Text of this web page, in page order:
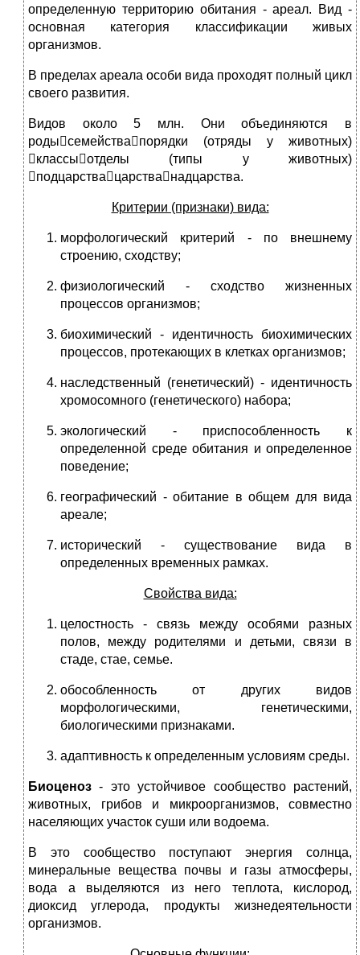
определенную территорию обитания - ареал. Вид -
основная категория классификации живых
организмов.
В пределах ареала особи вида проходят полный цикл
своего развития.
Видов около 5 млн. Они объединяются в
родысемействапорядки (отряды у животных)
классыотделы (типы у животных)
подцарствацарстванадцарства.
Критерии (признаки) вида:
морфологический критерий - по внешнему
строению, сходству;
физиологический - сходство жизненных
процессов организмов;
биохимический - идентичность биохимических
процессов, протекающих в клетках организмов;
наследственный (генетический) - идентичность
хромосомного (генетического) набора;
экологический - приспособленность к
определенной среде обитания и определенное
поведение;
географический - обитание в общем для вида
ареале;
исторический - существование вида в
определенных временных рамках.
Свойства вида:
целостность - связь между особями разных
полов, между родителями и детьми, связи в
стаде, стае, семье.
обособленность от других видов
морфологическими, генетическими,
биологическими признаками.
адаптивность к определенным условиям среды.
Биоценоз - это устойчивое сообщество растений,
животных, грибов и микроорганизмов, совместно
населяющих участок суши или водоема.
В это сообщество поступают энергия солнца,
минеральные вещества почвы и газы атмосферы,
вода а выделяются из него теплота, кислород,
диоксид углерода, продукты жизнедеятельности
организмов.